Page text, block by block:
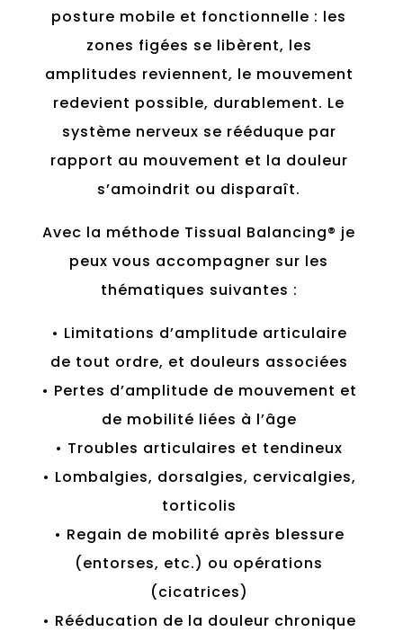
posture mobile et fonctionnelle : les
zones figées se libèrent, les
amplitudes reviennent, le mouvement
redevient possible, durablement. Le
système nerveux se rééduque par
rapport au mouvement et la douleur
s’amoindrit ou disparaît.
Avec la méthode Tissual Balancing® je
peux vous accompagner sur les
thématiques suivantes :
• Limitations d’amplitude articulaire
de tout ordre, et douleurs associées
• Pertes d’amplitude de mouvement et
de mobilité liées à l’âge
• Troubles articulaires et tendineux
• Lombalgies, dorsalgies, cervicalgies,
torticolis
• Regain de mobilité après blessure
(entorses, etc.) ou opérations
(cicatrices)
• Rééducation de la douleur chronique